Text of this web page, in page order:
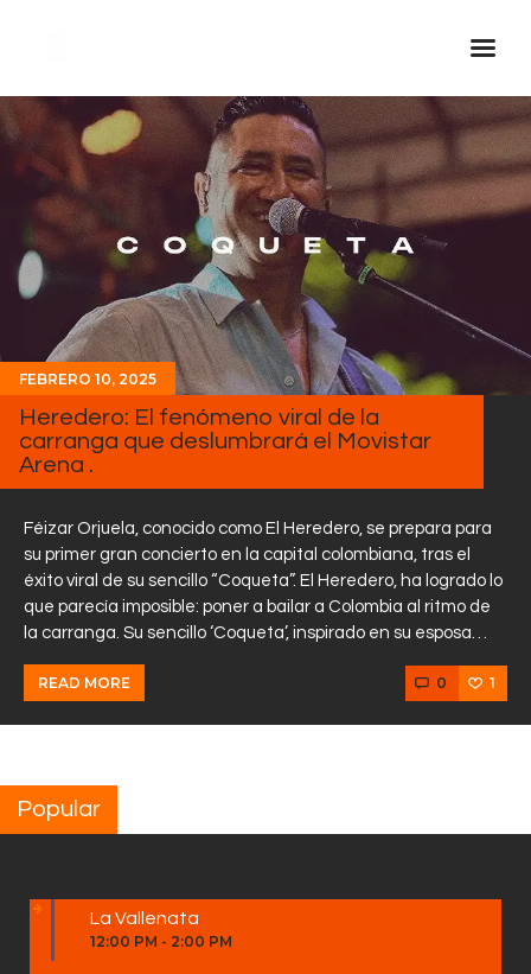
Inicio Real FM
Streaming
En Vivo
Descarga La APP
Programas
Noticias
Equipo
Sobre Nosotros
FEBRERO 10, 2025
Heredero: El fenómeno viral de la
carranga que deslumbrará el Movistar
Arena .
Féizar Orjuela, conocido como El Heredero, se prepara para
su primer gran concierto en la capital colombiana, tras el
éxito viral de su sencillo “Coqueta”. El Heredero, ha logrado lo
que parecía imposible: poner a bailar a Colombia al ritmo de
la carranga. Su sencillo ‘Coqueta’, inspirado en su esposa…
READ MORE 0 1
Popular
La Vallenata
12:00 PM - 2:00 PM